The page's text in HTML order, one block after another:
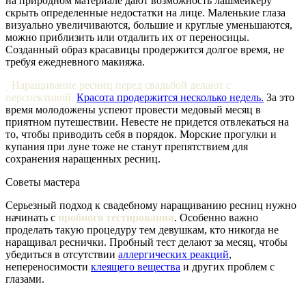
скрыть определенные недостатки на лице. Маленькие глаза
визуально увеличиваются, большие и круглые уменьшаются,
можно приблизить или отдалить их от переносицы.
Созданный образ красавицы продержится долгое время, не
требуя ежедневного макияжа.
Наращивание ресниц перед свадьбой делают с
перспективой. Красота продержится несколько недель. За это
время молодожены успеют провести медовый месяц в
приятном путешествии. Невесте не придется отвлекаться на
то, чтобы приводить себя в порядок. Морские прогулки и
купания при луне тоже не станут препятствием для
сохранения наращенных ресниц.
Советы мастера
Серьезный подход к свадебному наращиванию ресниц нужно
начинать с пробного тестирования. Особенно важно
проделать такую процедуру тем девушкам, кто никогда не
наращивал реснички. Пробный тест делают за месяц, чтобы
убедиться в отсутствии аллергических реакций,
непереносимости клеящего вещества и других проблем с
глазами.